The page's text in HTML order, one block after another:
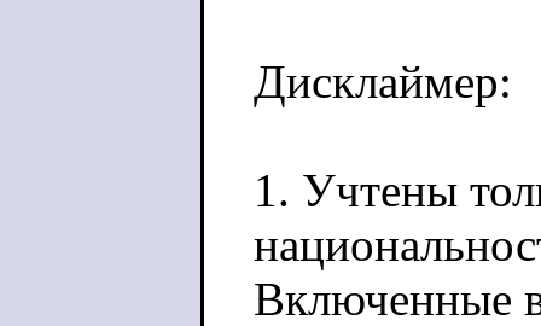
Дисклаймер:
1. Учтены
Включенные